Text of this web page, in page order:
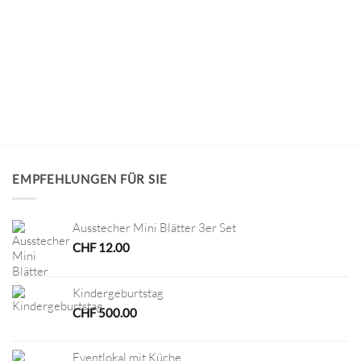
EMPFEHLUNGEN FÜR SIE
Ausstecher Mini Blätter 3er Set
CHF12.00
Kindergeburtstag
CHF500.00
Eventlokal mit Küche